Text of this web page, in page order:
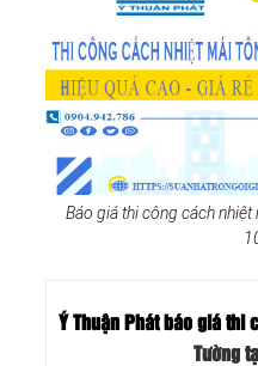
Báo giá thi công cách
Ý Thuận Phát báo giá thi
Tường